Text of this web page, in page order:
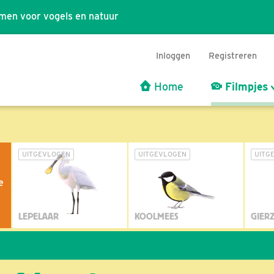
voor vogels en natuur
Inloggen Registreren
Home Filmpjes
UITGEVLOGEN
LEPELAAR
UITGEVLOGEN
KOOLMEES